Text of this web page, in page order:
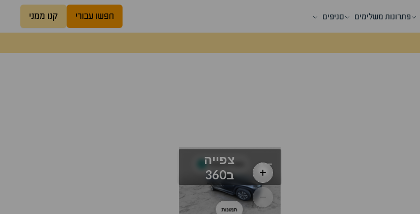
פתרונות משלימים סניפים חפשו עבורי קנו ממני